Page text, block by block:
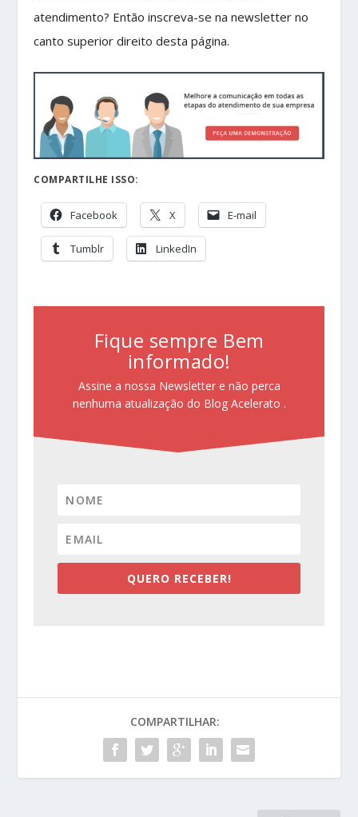
atendimento? Então inscreva-se na newsletter no
canto superior direito desta página.
COMPARTILHE ISSO:
Facebook X E-mail
Tumblr LinkedIn
Fique sempre Bem
informado!
Assine a nossa Newsletter e não perca
nenhuma atualização do Blog Acelerato .
QUERO RECEBER!
COMPARTILHAR: